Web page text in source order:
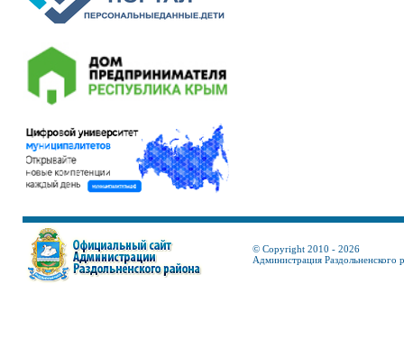
© Copyright 2010 - 2026
Администрация Раздольненского